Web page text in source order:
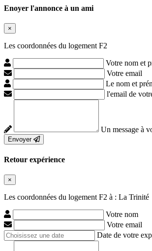
Enoyer l'annonce à un ami
×
Les coordonnées du logement F2
Votre nom et
Votre email
Le nom et
l'email de
Un message à
Envoyer
Retour expérience
×
Les coordonnées du logement F2 à : La Trinité
Votre nom
Votre email
Date de votre